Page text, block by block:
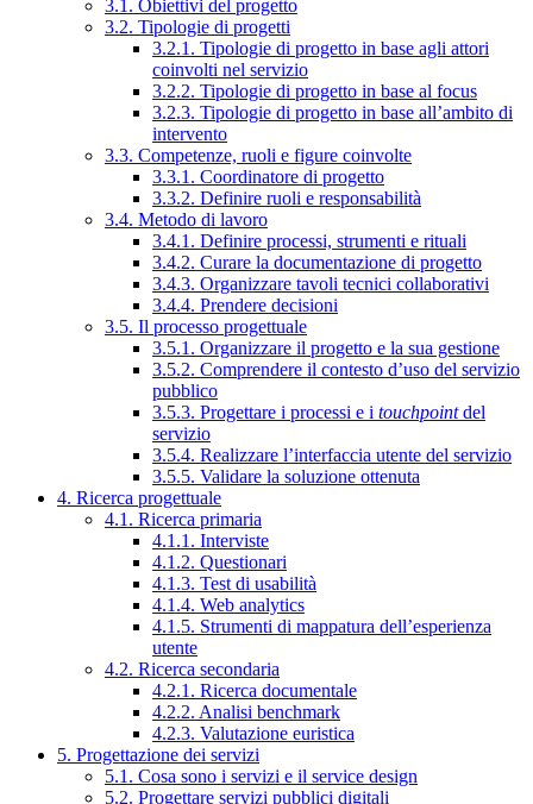
3.1. Obiettivi del progetto
3.2. Tipologie di progetti
3.2.1. Tipologie di progetto in base agli attori
coinvolti nel servizio
3.2.2. Tipologie di progetto in base al focus
3.2.3. Tipologie di progetto in base all’ambito di
intervento
3.3. Competenze, ruoli e figure coinvolte
3.3.1. Coordinatore di progetto
3.3.2. Definire ruoli e responsabilità
3.4. Metodo di lavoro
3.4.1. Definire processi, strumenti e rituali
3.4.2. Curare la documentazione di progetto
3.4.3. Organizzare tavoli tecnici collaborativi
3.4.4. Prendere decisioni
3.5. Il processo progettuale
3.5.1. Organizzare il progetto e la sua gestione
3.5.2. Comprendere il contesto d’uso del servizio
pubblico
3.5.3. Progettare i processi e i touchpointdel
servizio
3.5.4. Realizzare l’interfaccia utente del servizio
3.5.5. Validare la soluzione ottenuta
4. Ricerca progettuale
4.1. Ricerca primaria
4.1.1. Interviste
4.1.2. Questionari
4.1.3. Test di usabilità
4.1.4. Web analytics
4.1.5. Strumenti di mappatura dell’esperienza
utente
4.2. Ricerca secondaria
4.2.1. Ricerca documentale
4.2.2. Analisi benchmark
4.2.3. Valutazione euristica
5. Progettazione dei servizi
5.1. Cosa sono i servizi e il service design
5.2. Progettare servizi pubblici digitali